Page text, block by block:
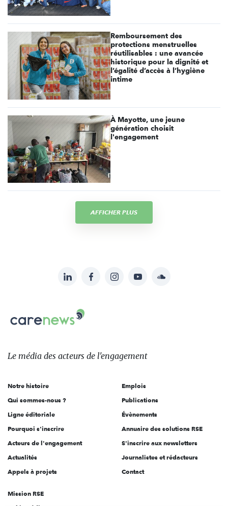
Remboursement des
protections menstruelles
réutilisables : une avancée
historique pour la dignité et
l’égalité d’accès à l’hygiène
intime
À Mayotte, une jeune
génération choisit
l'engagement
AFFICHER PLUS
sur:
LinkedInFacebookInstagramYouTubeSoundcloud
Carenews,
Le
des
l'engagement
Le média des acteurs de l'engagement
Notre histoire
Qui sommes-nous ?
Ligne éditoriale
Pourquoi s'inscrire
Acteurs de l'engagement
Actualités
Appels à projets
Emplois
Publications
Évènements
Annuaire des solutions RSE
S'inscrire aux newsletters
Journalistes et rédacteurs
Contact
Mission RSE